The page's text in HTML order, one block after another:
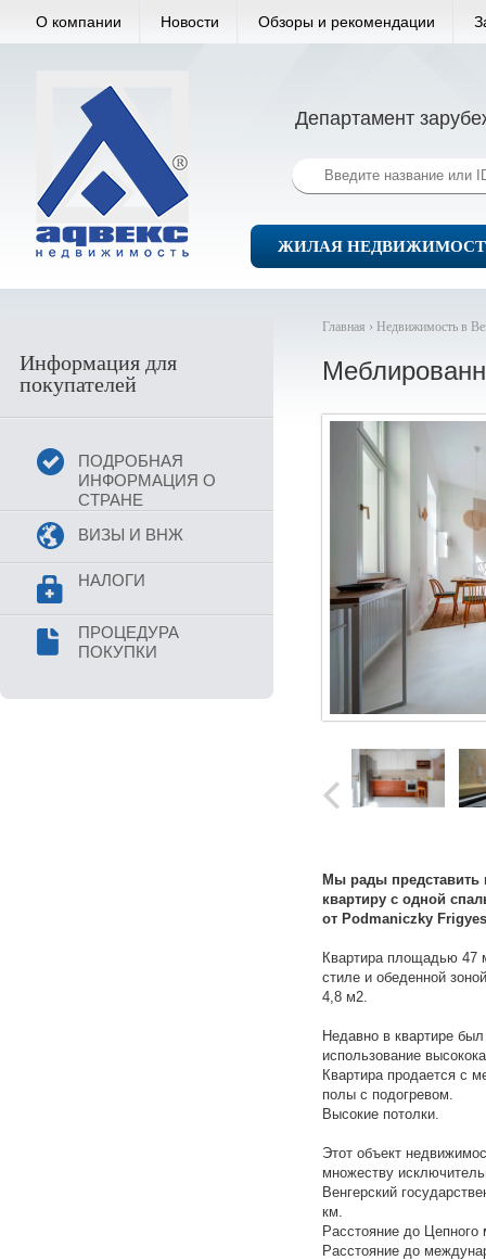
О компании Новости Обзоры и рекомендации
Департамент
ЖИЛАЯ
Главная › Недвижимость в
Мы рады представить
квартиру с одной
от Podmaniczky
Квартира площадью 47
стиле и обеденной
4,8 м2.
Недавно в квартире
использование
Квартира продается с
полы с подогревом.
Высокие потолки.
Этот объект
множеству
Венгерский
км.
Расстояние до
Расстояние до
Информация для
покупателей
ПОДРОБНАЯ
ИНФОРМАЦИЯ О
СТРАНЕ
ВИЗЫ И ВНЖ
НАЛОГИ
ПРОЦЕДУРА
ПОКУПКИ